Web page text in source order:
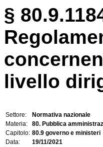
§
livello
Settore:
Normativa nazionale
Materia:
80. Pubblica
Capitolo: 80.9 governo e ministeri
Data:
19/11/2021